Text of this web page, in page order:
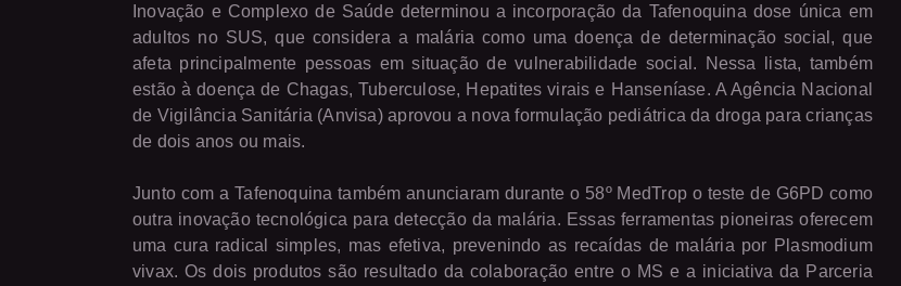
Inovação e Complexo de Saúde determinou a incorporação da Tafenoquina dose única em
adultos no SUS, que considera a malária como uma doença de determinação social, que
afeta principalmente pessoas em situação de vulnerabilidade social. Nessa lista, também
estão à doença de Chagas, Tuberculose, Hepatites virais e Hanseníase. A Agência Nacional
de Vigilância Sanitária (Anvisa) aprovou a nova formulação pediátrica da droga para crianças
de dois anos ou mais.
Junto com a Tafenoquina também anunciaram durante o 58º MedTrop o teste de G6PD como
outra inovação tecnológica para detecção da malária. Essas ferramentas pioneiras oferecem
uma cura radical simples, mas efetiva, prevenindo as recaídas de malária por Plasmodium
vivax. Os dois produtos são resultado da colaboração entre o MS e a iniciativa da Parceria